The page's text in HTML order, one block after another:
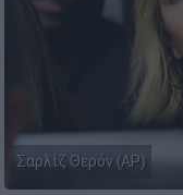
Σαρλίζ Θερόν (AP)